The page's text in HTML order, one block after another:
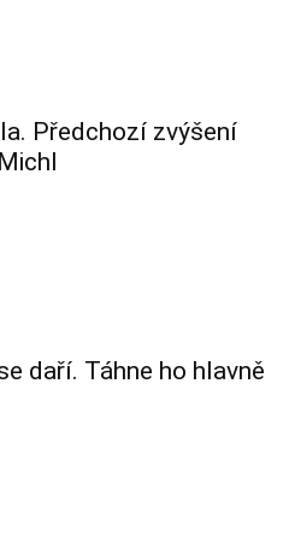
Předchozí zvýšení
daří. Táhne ho hlavně